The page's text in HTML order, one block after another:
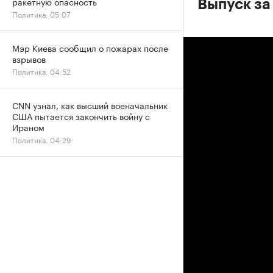
Выпуск
Политика, 05:07
Мэр Киева сообщил о пожарах после
взрывов
Политика, 04:52
CNN узнал, как высший военачальник
США пытается закончить войну с
Ираном
Политика, 04:29